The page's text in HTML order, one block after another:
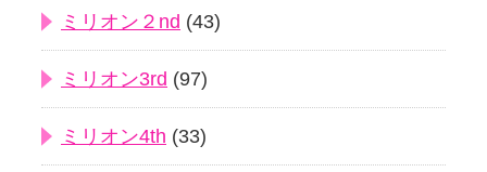
ミリオン２nd (43)
ミリオン3rd (97)
ミリオン4th (33)